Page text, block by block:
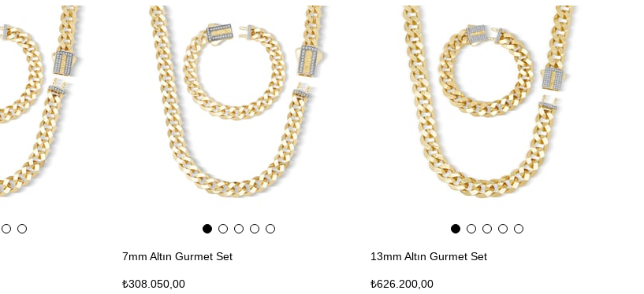
Ücretsiz
Kargo
7mm Altın Gurmet Set
₺308.050,00
Ücretsiz
Kargo
13mm Altın Gurmet Set
₺626.200,00
Ücretsiz
Kargo